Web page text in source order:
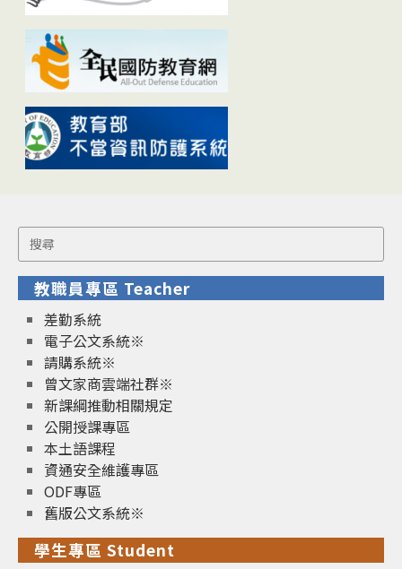
Search
for:
教職員專區 Teacher
差勤系統
電子公文系統※
請購系統※
曾文家商雲端社群※
新課綱推動相關規定
公開授課專區
本土語課程
資通安全維護專區
ODF專區
舊版公文系統※
學生專區 Student